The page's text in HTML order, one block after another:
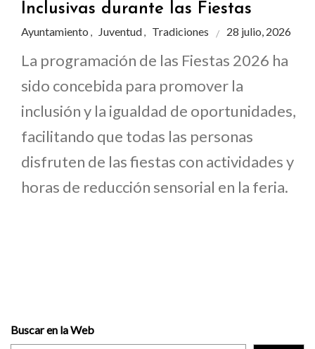
Inclusivas durante las Fiestas
Ayuntamiento , Juventud, Tradiciones 28 julio, 2026
La programación de las Fiestas 2026 ha
sido concebida para promover la
inclusión y la igualdad de oportunidades,
facilitando que todas las personas
disfruten de las fiestas con actividades y
horas de reducción sensorial en la feria.
Buscar en la Web